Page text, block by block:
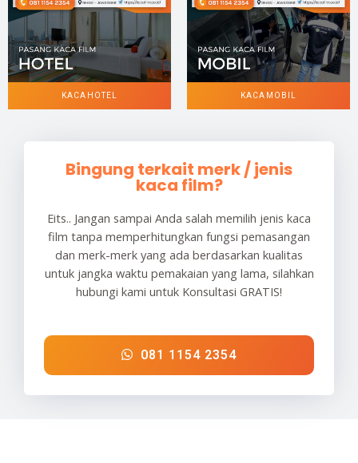
KACA HOTEL KACA MOBIL
Bingung terkait merk / jenis
kaca film?
Eits.. Jangan sampai Anda salah memilih jenis kaca
film tanpa memperhitungkan fungsi pemasangan
dan merk-merk yang ada berdasarkan kualitas
untuk jangka waktu pemakaian yang lama, silahkan
hubungi kami untuk Konsultasi GRATIS!
081 1154 2354